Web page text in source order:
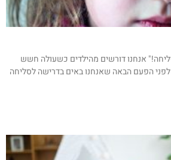
אנחנו דורשים מהילדים כשעולה חשש
הפעם הבאה שאנחנו באים בדרישה לסליחה